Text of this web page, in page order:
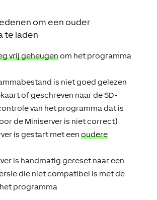
om een ​​ouder
te laden
vrij geheugenom het programma
is niet goed gelezen
of geschreven naar de SD-
van het programma dat is
de Miniserver is niet correct)
is gestart met een oudere
is handmatig gereset naar een
die niet compatibel is met de
programma